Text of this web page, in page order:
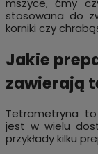
mszyce, ćmy
stosowana do
korniki czy
Jakie
zawierają
Tetrametryna
jest w wielu
przykłady kilku